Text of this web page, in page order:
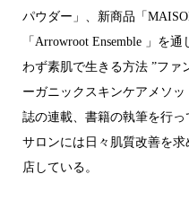
パウダー」、新商品「
「Arrowroot Ensemble 」を
わず素肌で生きる方法 ”ファ
ーガニックスキンケアメソ
誌の連載、書籍の執筆を行っ
サロンには日々肌質改善を
店している。